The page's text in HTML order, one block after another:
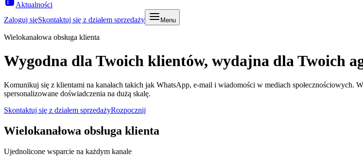
Aktualności
Zaloguj sięSkontaktuj się z działem sprzedaży Menu
Wielokanałowa obsługa klienta
Wygodna dla Twoich klientów, wydajna dla Twoich
Komunikuj się z klientami na kanałach takich jak WhatsApp, e-mail i wiadomości w mediach społecznościowych.
spersonalizowane doświadczenia na dużą skalę.
Skontaktuj się z działem sprzedażyRozpocznij
Wielokanałowa obsługa klienta
Ujednolicone wsparcie na każdym kanale